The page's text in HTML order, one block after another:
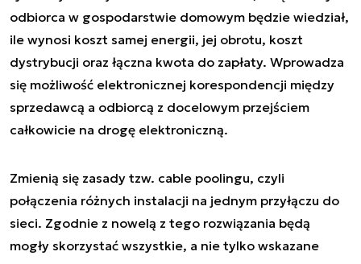
odbiorca w gospodarstwie domowym będzie wiedział,
ile wynosi koszt samej energii, jej obrotu, koszt
dystrybucji oraz łączna kwota do zapłaty. Wprowadza
się możliwość elektronicznej korespondencji między
sprzedawcą a odbiorcą z docelowym przejściem
całkowicie na drogę elektroniczną.
Zmienią się zasady tzw. cable poolingu, czyli
połączenia różnych instalacji na jednym przyłączu do
sieci. Zgodnie z nowelą z tego rozwiązania będą
mogły skorzystać wszystkie, a nie tylko wskazane